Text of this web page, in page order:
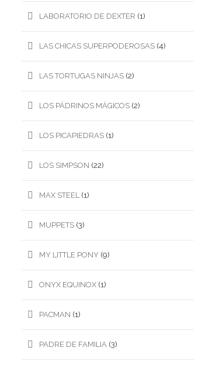
LABORATORIO DE DEXTER (1)
LAS CHICAS SUPERPODEROSAS (4)
LAS TORTUGAS NINJAS (2)
LOS PÁDRINOS MÁGICOS (2)
LOS PICAPIEDRAS (1)
LOS SIMPSON (22)
MAX STEEL (1)
MUPPETS (3)
MY LITTLE PONY (9)
ONYX EQUINOX (1)
PACMAN (1)
PADRE DE FAMILIA (3)